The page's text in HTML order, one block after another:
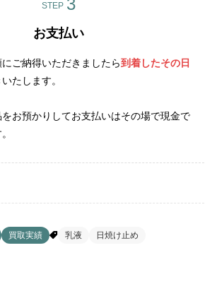
STEP
お支払い
ご納得いただきましたら到着したその日
たします。
お預かりしてお支払いはその場で現金で
買取実績 乳液 日焼け止め